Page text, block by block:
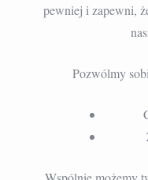
pewniej i zapewni,
Pozwólmy